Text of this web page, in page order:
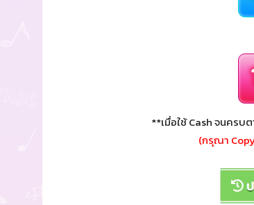
**เมื่อใช้ Cash จนครบ
(กรุณา